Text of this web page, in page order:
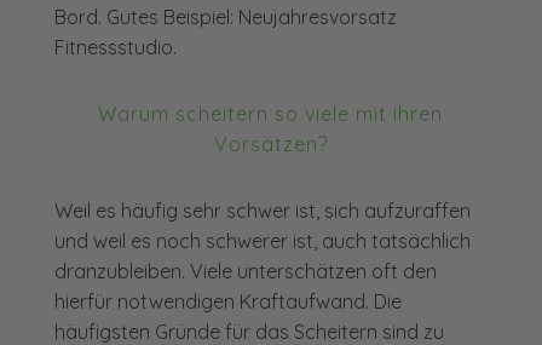
Bord. Gutes Beispiel: Neujahresvorsatz
Fitnessstudio.
Warum scheitern so viele mit ihren
Vorsätzen?
Weil es häufig sehr schwer ist, sich aufzuraffen
und weil es noch schwerer ist, auch tatsächlich
dranzubleiben. Viele unterschätzen oft den
hierfür notwendigen Kraftaufwand. Die
häufigsten Gründe für das Scheitern sind zu